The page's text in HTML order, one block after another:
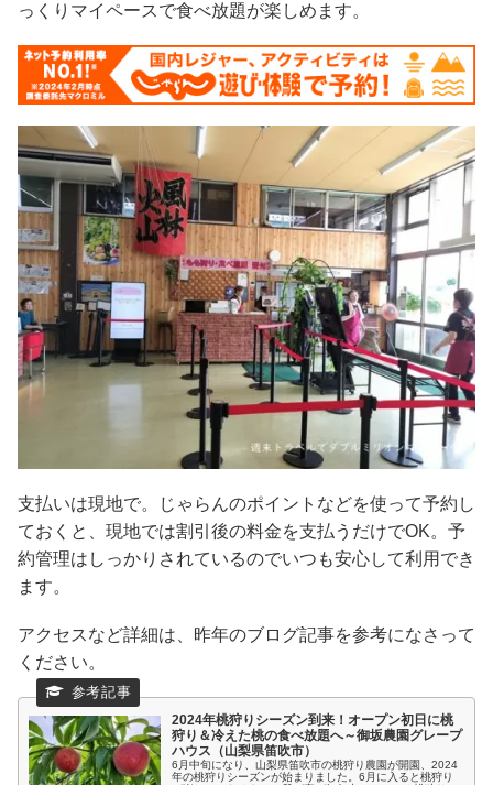
っくりマイペースで食べ放題が楽しめます。
支払いは現地で。じゃらんのポイントなどを使って予約し
ておくと、現地では割引後の料金を支払うだけでOK。予
約管理はしっかりされているのでいつも安心して利用でき
ます。
アクセスなど詳細は、昨年のブログ記事を参考になさって
ください。
2024年桃狩りシーズン到来！オープン初日に桃
狩り＆冷えた桃の食べ放題へ～御坂農園グレープ
ハウス（山梨県笛吹市）
6月中旬になり、山梨県笛吹市の桃狩り農園が開園、2024
年の桃狩りシーズンが始まりました。6月に入ると桃狩り